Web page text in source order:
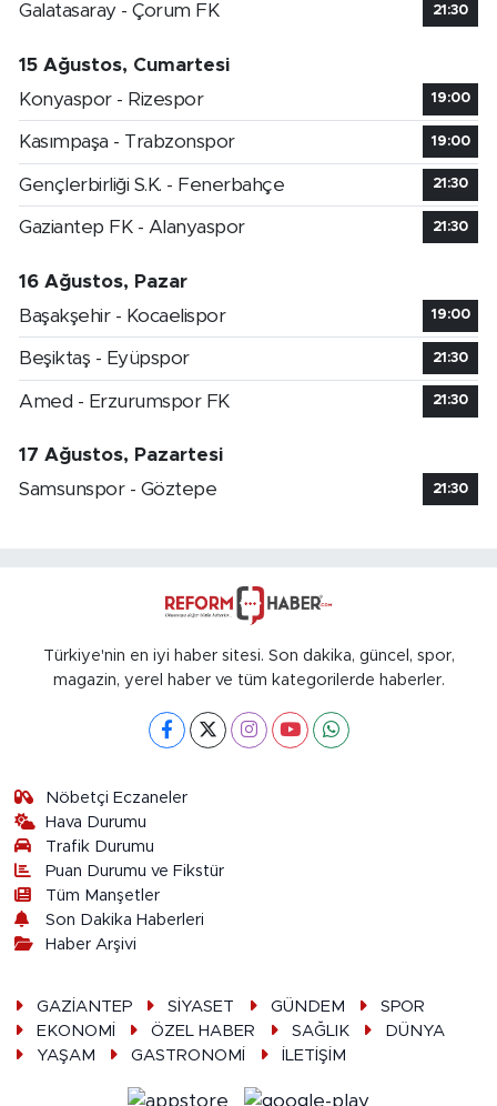
Galatasaray - Çorum FK
21:30
15 Ağustos, Cumartesi
Konyaspor - Rizespor
19:00
Kasımpaşa - Trabzonspor 19:00
Gençlerbirliği S.K. - Fenerbahçe 21:30
Gaziantep FK - Alanyaspor 21:30
16 Ağustos, Pazar
Başakşehir - Kocaelispor
19:00
Beşiktaş - Eyüpspor 21:30
Amed - Erzurumspor FK 21:30
17 Ağustos, Pazartesi
Samsunspor - Göztepe
21:30
Türkiye'nin en iyi haber sitesi. Son dakika, güncel, spor,
magazin, yerel haber ve tüm kategorilerde haberler.
Nöbetçi Eczaneler
Hava Durumu
Trafik Durumu
Puan Durumu ve Fikstür
Tüm Manşetler
Son Dakika Haberleri
Haber Arşivi
GAZİANTEP SİYASET GÜNDEM
SPOR
EKONOMİ
ÖZEL HABER SAĞLIK
DÜNYA
YAŞAM
GASTRONOMİ İLETİŞİM